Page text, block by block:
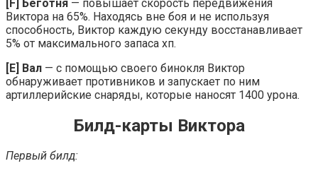
[F] Беготня — повышает скорость передвижения
Виктора на 65%. Находясь вне боя и не используя
способность, Виктор каждую секунду восстанавливает
5% от максимального запаса хп.
[E] Вал — с помощью своего бинокля Виктор
обнаруживает противников и запускает по ним
артиллерийские снаряды, которые наносят 1400 урона.
Билд-карты Виктора
Первый билд: